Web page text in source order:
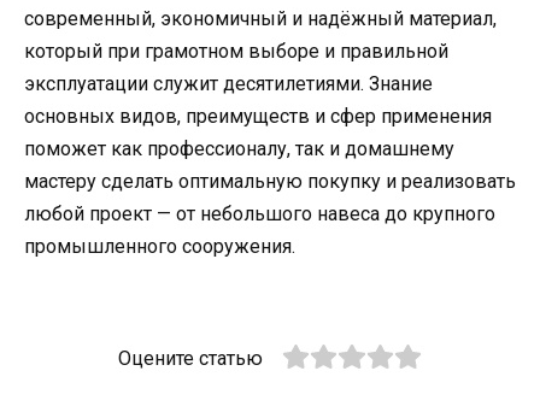
современный, экономичный и надёжный материал,
который при грамотном выборе и правильной
эксплуатации служит десятилетиями. Знание
основных видов, преимуществ и сфер применения
поможет как профессионалу, так и домашнему
мастеру сделать оптимальную покупку и реализовать
любой проект — от небольшого навеса до крупного
промышленного сооружения.
Оцените статью